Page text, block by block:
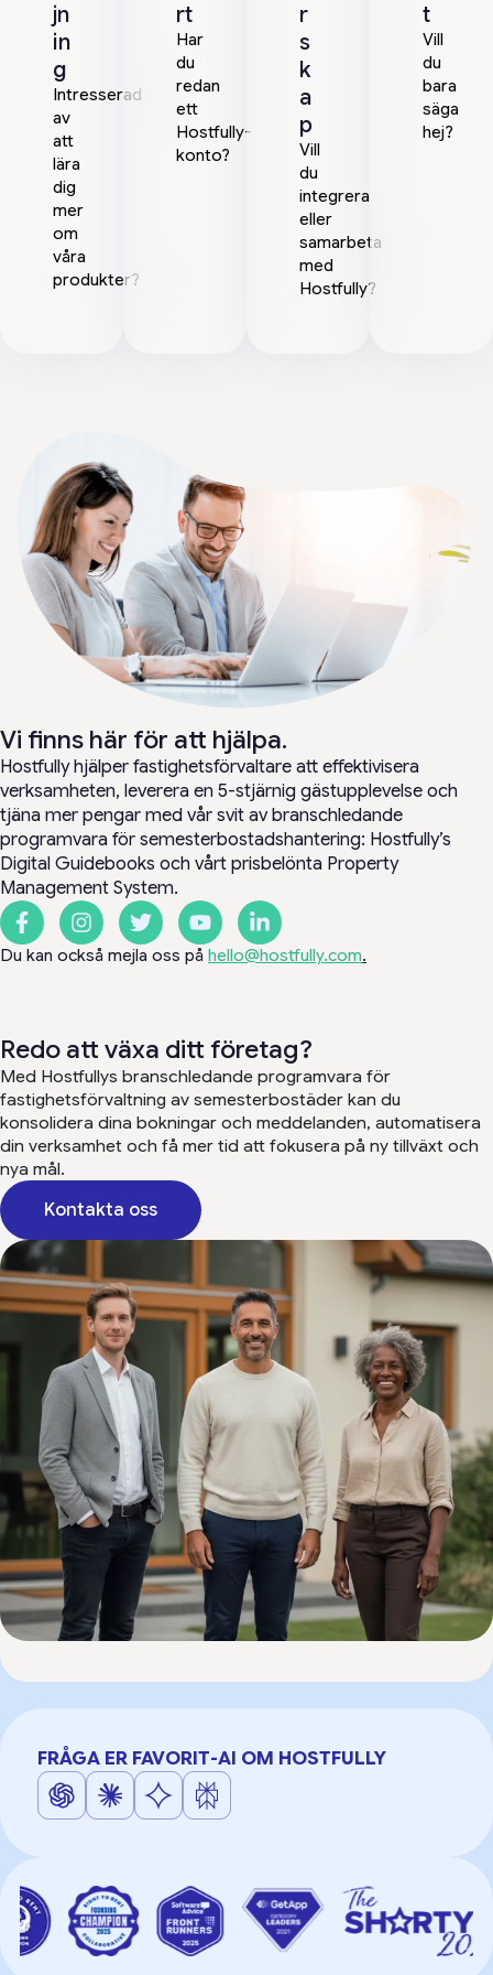
jn
in
g
Intresserad
av
att
lära
dig
mer
om
våra
produkter?
rt
Har
du
redan
ett
Hostfully-
konto?
r
s
k
a
p
Vill
du
integrera
eller
samarbeta
med
Hostfully?
t
Vill
du
bara
säga
hej?
Vi finns här för att hjälpa.
Hostfully hjälper fastighetsförvaltare att effektivisera
verksamheten, leverera en 5-stjärnig gästupplevelse och
tjäna mer pengar med vår svit av branschledande
programvara för semesterbostadshantering: Hostfully’s
Digital Guidebooks och vårt prisbelönta Property
Management System.
Du kan också mejla oss på hello@hostfully.com.
Redo att växa ditt företag?
Med Hostfullys branschledande programvara för
fastighetsförvaltning av semesterbostäder kan du
konsolidera dina bokningar och meddelanden, automatisera
din verksamhet och få mer tid att fokusera på ny tillväxt och
nya mål.
Kontakta oss
FRÅGA ER FAVORIT-AI OM HOSTFULLY